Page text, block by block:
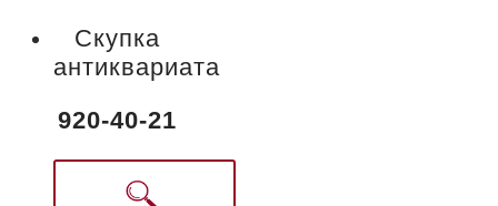
Скупка
антиквариата
920-40-21